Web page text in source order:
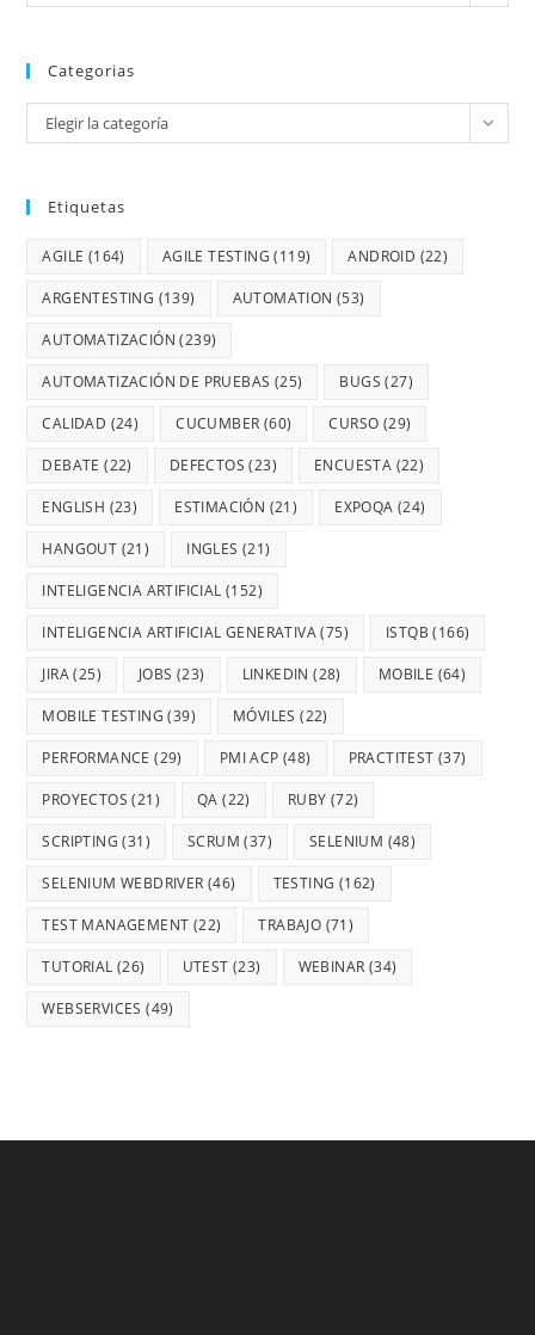
Categorias
Elegir la categoría
Etiquetas
AGILE (164) AGILE TESTING (119) ANDROID (22)
ARGENTESTING (139) AUTOMATION (53)
AUTOMATIZACIÓN (239)
AUTOMATIZACIÓN DE PRUEBAS (25) BUGS (27)
CALIDAD (24) CUCUMBER (60) CURSO (29)
DEBATE (22) DEFECTOS (23) ENCUESTA (22)
ENGLISH (23) ESTIMACIÓN (21) EXPOQA (24)
HANGOUT (21) INGLES (21)
INTELIGENCIA ARTIFICIAL (152)
INTELIGENCIA ARTIFICIAL GENERATIVA(75) ISTQB (166)
JIRA(25) JOBS (23) LINKEDIN (28) MOBILE (64)
MOBILE TESTING (39) MÓVILES (22)
PERFORMANCE (29) PMI ACP (48) PRACTITEST (37)
PROYECTOS (21) QA (22) RUBY (72)
SCRIPTING (31) SCRUM (37) SELENIUM (48)
SELENIUM WEBDRIVER (46) TESTING (162)
TEST MANAGEMENT (22) TRABAJO (71)
TUTORIAL (26) UTEST (23) WEBINAR (34)
WEBSERVICES (49)